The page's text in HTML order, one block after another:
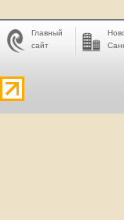
Главный
сайт